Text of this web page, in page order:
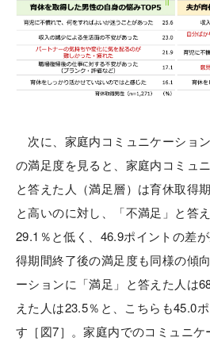
次に、家庭内コミュニケーショ
の満足度を見ると、家庭内コミュ
と答えた人（満足層）は育休取得
と高いのに対し、「不満足」と答
29.1％と低く、46.9ポイントの差
得期間終了後の満足度も同様の傾
ーションに「満足」と答えた人は
えた人は23.5％と、こちらも45.0
す［図7］。家庭内でのコミュニケ